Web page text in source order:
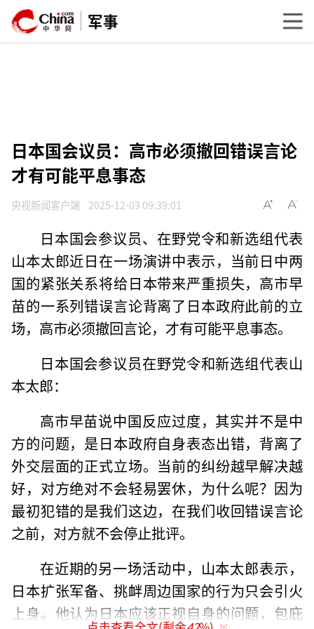
军事
日本国会议员：高市必须撤回错误言论
才有可能平息事态
央视新闻客户端 2025-12-03 09:39:01
日本国会参议员、在野党令和新选组代表
山本太郎近日在一场演讲中表示，当前日中两
国的紧张关系将给日本带来严重损失，高市早
苗的一系列错误言论背离了日本政府此前的立
场，高市必须撤回言论，才有可能平息事态。
日本国会参议员在野党令和新选组代表山
本太郎：
高市早苗说中国反应过度，其实并不是中
方的问题，是日本政府自身表态出错，背离了
外交层面的正式立场。当前的纠纷越早解决越
好，对方绝对不会轻易罢休，为什么呢？因为
最初犯错的是我们这边，在我们收回错误言论
之前，对方就不会停止批评。
在近期的另一场活动中，山本太郎表示，
日本扩张军备、挑衅周边国家的行为只会引火
上身。他认为日本应该正视自身的问题，包庇